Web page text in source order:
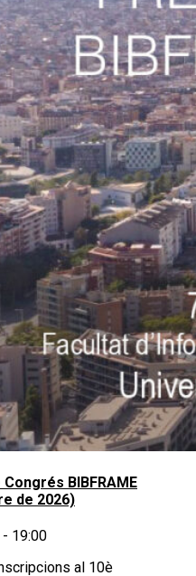
BIBFRAME
de 2026)
- 19:00
al 10è